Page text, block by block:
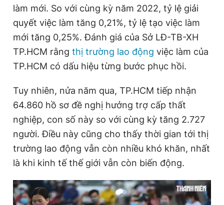
làm mới. So với cùng kỳ năm 2022, tỷ lệ giải
quyết việc làm tăng 0,21%, tỷ lệ tạo việc làm
mới tăng 0,25%. Đánh giá của Sở LĐ-TB-XH
TP.HCM rằng thị trường lao động việc làm của
TP.HCM có dấu hiệu từng bước phục hồi.
Tuy nhiên, nửa năm qua, TP.HCM tiếp nhận
64.860 hồ sơ đề nghị hưởng trợ cấp thất
nghiệp, con số này so với cùng kỳ tăng 2.727
người. Điều này cũng cho thấy thời gian tới thị
trường lao động vẫn còn nhiều khó khăn, nhất
là khi kinh tế thế giới vẫn còn biến động.